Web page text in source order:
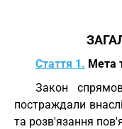
Стаття 1. Мета
Закон
постраждали
та розв'язання